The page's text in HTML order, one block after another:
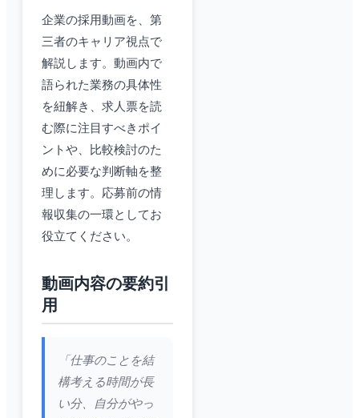
企業の採用動画を、第
三者のキャリア視点で
解説します。動画内で
語られた業務の具体性
を紐解き、求人票を読
む際に注目すべきポイ
ントや、比較検討のた
めに必要な判断軸を整
理します。応募前の情
報収集の一環としてお
役立てください。
動画内容の要約引
用
「仕事のことを結
構考える時間が長
い分、自分がやっ